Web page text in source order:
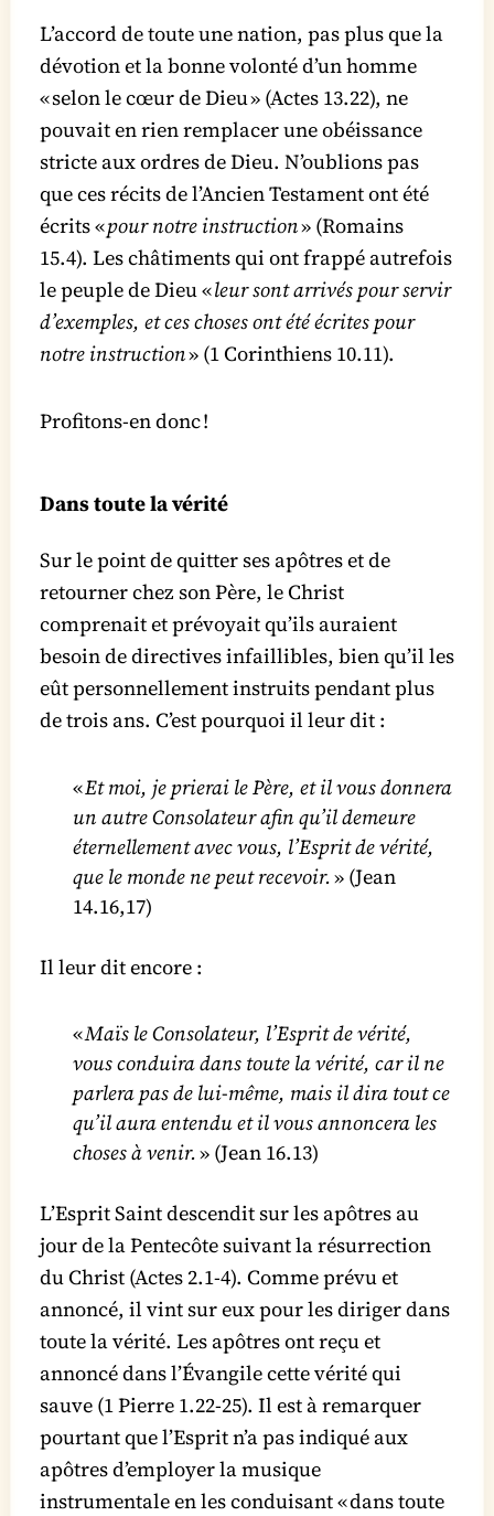
L’accord de toute une nation, pas plus que la
dévotion et la bonne volonté d’un homme
« selon le cœur de Dieu » (Actes 13.22), ne
pouvait en rien remplacer une obéissance
stricte aux ordres de Dieu. N’oublions pas
que ces récits de l’Ancien Testament ont été
écrits «pour notre instruction» (Romains
15.4). Les châtiments qui ont frappé autrefois
le peuple de Dieu «leur sont arrivés pour servir
d’exemples, et ces choses ont été écrites pour
notre instruction» (1 Corinthiens 10.11).
Profitons-en donc !
Dans toute la vérité
Sur le point de quitter ses apôtres et de
retourner chez son Père, le Christ
comprenait et prévoyait qu’ils auraient
besoin de directives infaillibles, bien qu’il les
eût personnellement instruits pendant plus
de trois ans. C’est pourquoi il leur dit :
«Et moi, je prierai le Père, et il vous donnera
un autre Consolateur afin qu’il demeure
éternellement avec vous, l’Esprit de vérité,
que le monde ne peut recevoir.» (Jean
14.16,17)
Il leur dit encore :
«Maïs le Consolateur, l’Esprit de vérité,
vous conduira dans toute la vérité, car il ne
parlera pas de lui-même, mais il dira tout ce
qu’il aura entendu et il vous annoncera les
choses à venir.» (Jean 16.13)
L’Esprit Saint descendit sur les apôtres au
jour de la Pentecôte suivant la résurrection
du Christ (Actes 2.1-4). Comme prévu et
annoncé, il vint sur eux pour les diriger dans
toute la vérité. Les apôtres ont reçu et
annoncé dans l’Évangile cette vérité qui
sauve (1 Pierre 1.22-25). Il est à remarquer
pourtant que l’Esprit n’a pas indiqué aux
apôtres d’employer la musique
instrumentale en les conduisant « dans toute